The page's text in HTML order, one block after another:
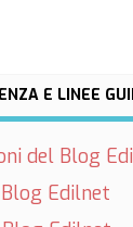
E LINEE
del Blog
Edilnet